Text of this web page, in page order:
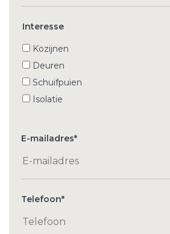
Interesse
Kozijnen
Deuren
Schuifpuien
Isolatie
E-mailadres*
Telefoon*